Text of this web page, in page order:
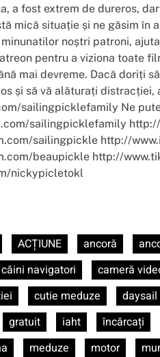
a fost extrem de dureros,
mică situație și ne găsim în
noștri patroni,
pentru a viziona toate
mai devreme. Dacă doriți
și să vă alăturați
sailingpicklefamily Ne
sailingpicklefamily
sailingpickle http://
beaupickle http://
nickypicletokl
ACȚIUNE ancoră
câini navigatori cameră
cutie meduze daysail
gratuit iaht încărcați
meduze motor